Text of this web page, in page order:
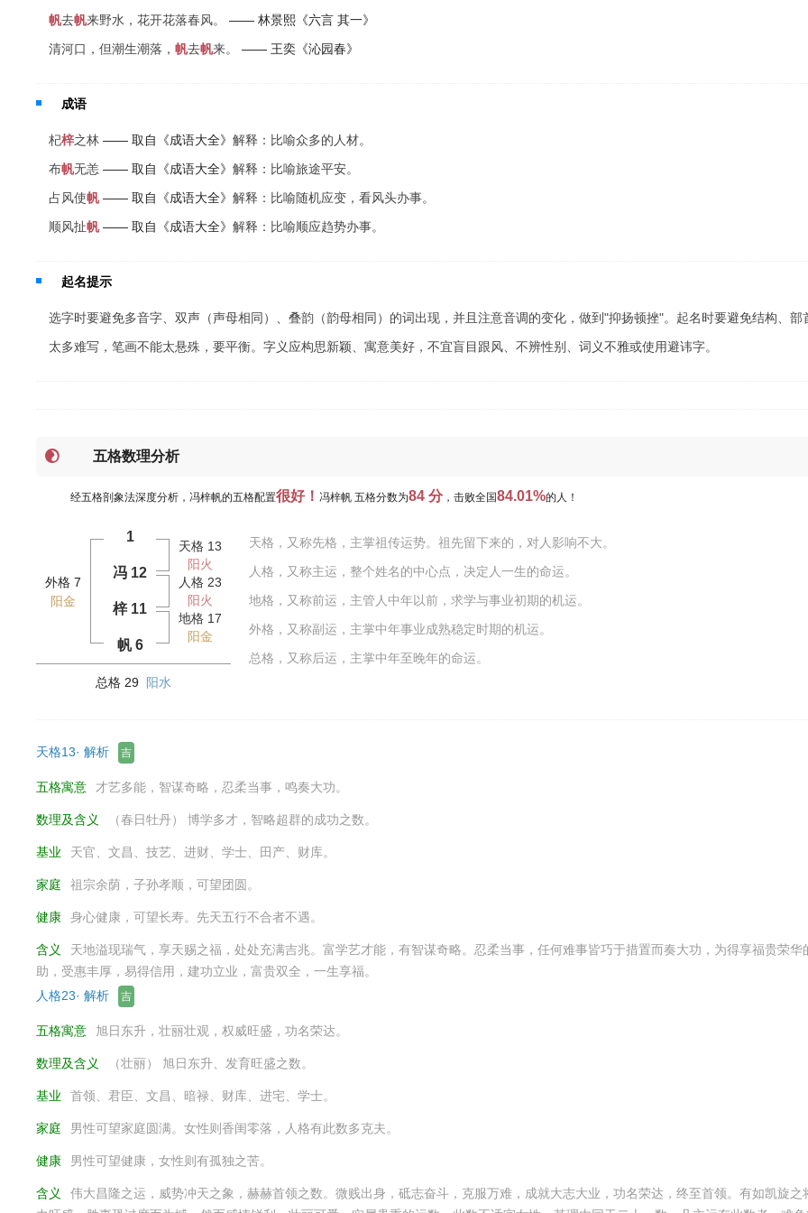
帆去帆来野水，花开花落春风。
—— 林景熙《六言 其一》
清河口，但潮生潮落， 帆去帆来。 —— 王奕《沁园春》
成语
杞梓之林 —— 取自《成语大全》 解释：比喻众多的人材。
布帆无恙 —— 取自《成语大全》 解释：比喻旅途平安。
占风使帆—— 取自《成语大全》 解释：比喻随机应变，看风头办事。
顺风扯帆—— 取自《成语大全》 解释：比喻顺应趋势办事。
起名提示
选字时要避免多音字、双声（声母相同）、叠韵（韵母相同）的词出现，并且注意音调的变化，做到"抑扬顿挫"。起名时要避免结构、部
太多难写，笔画不能太悬殊，要平衡。字义应构思新颖、寓意美好，不宜盲目跟风、不辨性别、词义不雅或使用避讳字。
五格数理分析
经五格剖象法深度分析，冯梓帆的五格配置很好！ 冯梓帆 五格分数为84 分，击败全国84.01%的人！
外格 7
阳金
1
冯 12
梓 11
帆 6
天格 13
阳火
人格 23
阳火
地格 17
阳金
总格 29 阳水
天格，又称先格，主掌祖传运势。祖先留下来的，对人影响不大。
人格，又称主运，整个姓名的中心点，决定人一生的命运。
地格，又称前运，主管人中年以前，求学与事业初期的机运。
外格，又称副运，主掌中年事业成熟稳定时期的机运。
总格，又称后运，主掌中年至晚年的命运。
天格13· 解析 吉
五格寓意 才艺多能，智谋奇略，忍柔当事，鸣奏大功。
数理及含义 （春日牡丹） 博学多才，智略超群的成功之数。
基业 天官、文昌、技艺、进财、学士、田产、财库。
家庭 祖宗余荫，子孙孝顺，可望团圆。
健康 身心健康，可望长寿。先天五行不合者不遇。
含义
天地溢现瑞气，享天赐之福，处处充满吉兆。富学艺才能，有智谋奇略。忍柔当事，任何难事皆巧于措置而奏大功，为得享福贵荣华
助，受惠丰厚，易得信用，建功立业，富贵双全，一生享福。
人格23· 解析
吉
五格寓意 旭日东升，壮丽壮观，权威旺盛，功名荣达。
数理及含义 （壮丽） 旭日东升、发育旺盛之数。
基业 首领、君臣、文昌、暗禄、财库、进宅、学士。
家庭 男性可望家庭圆满。女性则香闺零落，人格有此数多克夫。
健康 男性可望健康，女性则有孤独之苦。
含义
伟大昌隆之运，威势冲天之象，赫赫首领之数。微贱出身，砥志奋斗，克服万难，成就大志大业，功名荣达，终至首领。有如凯旋之